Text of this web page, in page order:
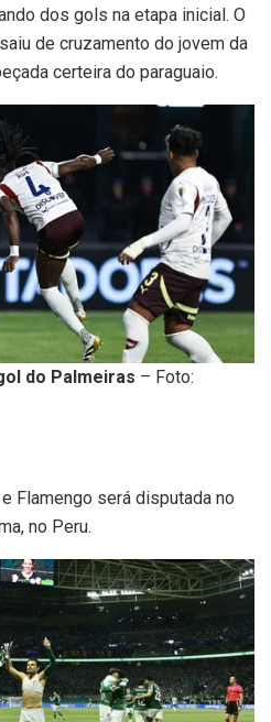
dos gols na etapa inicial. O
de cruzamento do jovem da
certeira do paraguaio.
do Palmeiras – Foto:
Flamengo será disputada no
no Peru.